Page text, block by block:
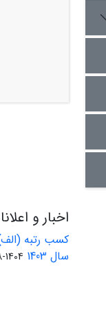
اخبار و
کسب رتبه
سال 1403
1404-08-01